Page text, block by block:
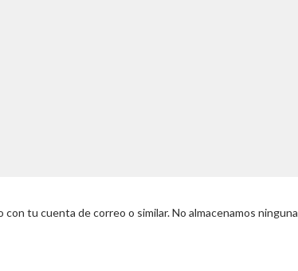
tu cuenta de correo o similar. No almacenamos ninguna